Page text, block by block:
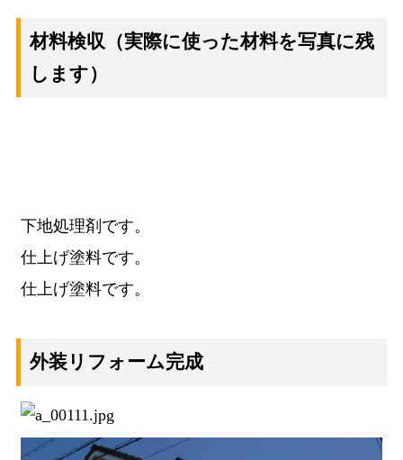
材料検収 （実際に使った材料を写真に残
します）
下地処理剤です。
仕上げ塗料です。
仕上げ塗料です。
外装リフォーム完成